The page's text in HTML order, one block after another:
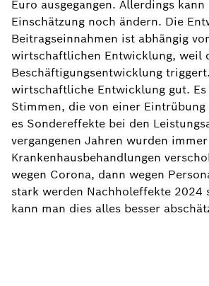
Euro ausgegangen. Allerdings
Einschätzung noch ändern. Die
Beitragseinnahmen ist abhängig
wirtschaftlichen Entwicklung, weil
Beschäftigungsentwicklung
wirtschaftliche Entwicklung gut.
Stimmen, die von einer Eintrübung
es Sondereffekte bei den
vergangenen Jahren wurden
Krankenhausbehandlungen
wegen Corona, dann wegen
stark werden Nachholeffekte 2024
kann man dies alles besser